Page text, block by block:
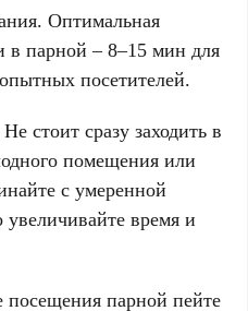
Оптимальная
в парной – 8–15 мин для
посетителей.
стоит сразу заходить в
помещения или
с умеренной
время и
посещения парной пейте